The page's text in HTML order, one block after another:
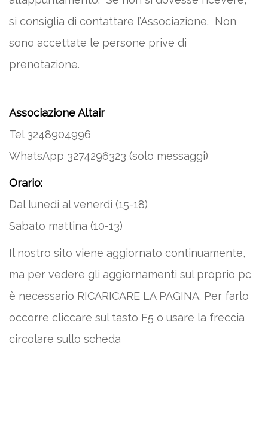
si consiglia di contattare l’Associazione. Non
sono accettate le persone prive di
prenotazione.
Associazione Altair
Tel 3248904996
WhatsApp 3274296323 (solo messaggi)
Orario:
Dal lunedì al venerdì (15-18)
Sabato mattina (10-13)
Il nostro sito viene aggiornato continuamente,
ma per vedere gli aggiornamenti sul proprio pc
è necessario RICARICARE LA PAGINA. Per farlo
occorre cliccare sul tasto F5 o usare la freccia
circolare sullo scheda